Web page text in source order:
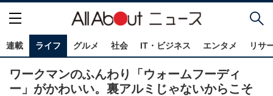
連載 ライフ グルメ 社会 IT・ビジネス エンタメ リサ
ワークマンのふんわり「ウォームフーディ
ー」がかわいい。裏アルミじゃないからこそ